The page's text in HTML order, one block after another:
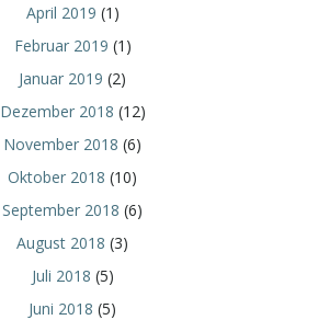
April 2019 (1)
Februar 2019 (1)
Januar 2019 (2)
Dezember 2018 (12)
November 2018 (6)
Oktober 2018 (10)
September 2018 (6)
August 2018 (3)
Juli 2018 (5)
Juni 2018 (5)